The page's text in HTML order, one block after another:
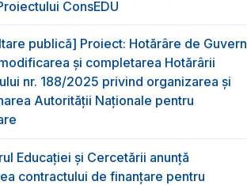
ConsEDU
publică] Proiect: Hotărâre de Guvern
și completarea Hotărârii
nr. 188/2025 privind organizarea şi
Autorităţii Naţionale pentru
Educației și Cercetării anunță
contractului de finanțare pentru